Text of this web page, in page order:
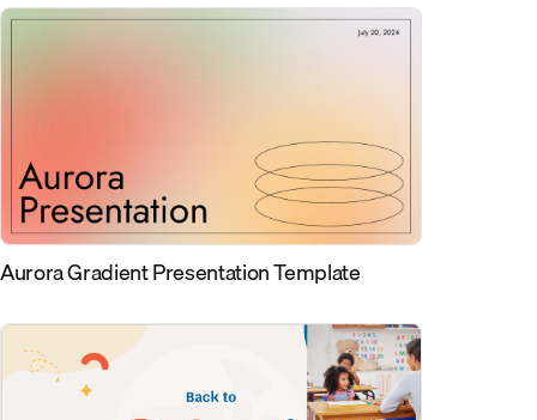
Aurora Gradient Presentation Template